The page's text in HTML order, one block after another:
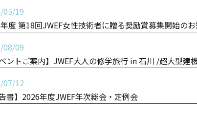
05/19
度 第18回JWEF女性技術者に贈る奨励賞募集開始の
08/09
ベントご案内】JWEF大人の修学旅行 in 石川 /超大型
07/12
告書】2026年度JWEF年次総会・定例会